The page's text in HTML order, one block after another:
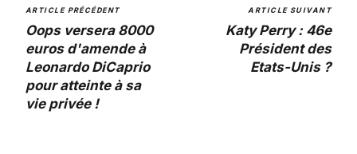
ARTICLE PRÉCÉDENT
Oops versera 8000
euros d'amende à
Leonardo DiCaprio
pour atteinte à sa
vie privée !
ARTICLE SUIVANT
Katy Perry : 46e
Président des
Etats-Unis ?